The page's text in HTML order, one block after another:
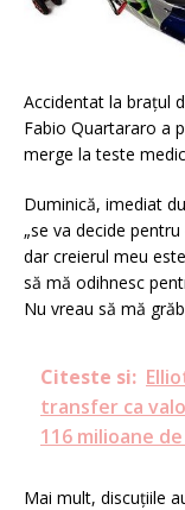
Accidentat la brațul
Fabio Quartararo a
merge la teste
Duminică, imediat
„se va decide
dar creierul meu
să mă odihnesc
Nu vreau să mă
Citeste si:
transfer ca
116 milioane
Mai mult, discuțiile